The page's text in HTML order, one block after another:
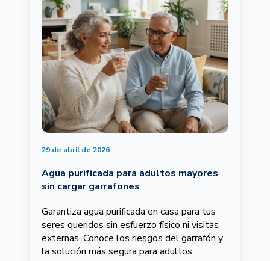
29 de abril de 2026
Agua purificada para adultos mayores
sin cargar garrafones
Garantiza agua purificada en casa para tus
seres queridos sin esfuerzo físico ni visitas
externas. Conoce los riesgos del garrafón y
la solución más segura para adultos